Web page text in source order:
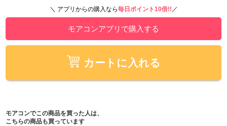
＼ アプリからの購入なら毎日ポイント10倍!! ／
モアコンアプリで購入する
カートに入れる
モアコンでこの商品を買った人は、
こちらの商品も買っています